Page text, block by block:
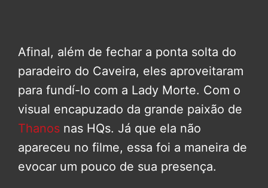
Afinal, além de fechar a ponta solta do
paradeiro do Caveira, eles aproveitaram
para fundí-lo com a Lady Morte. Com o
visual encapuzado da grande paixão de
Thanos nas HQs. Já que ela não
apareceu no filme, essa foi a maneira de
evocar um pouco de sua presença.